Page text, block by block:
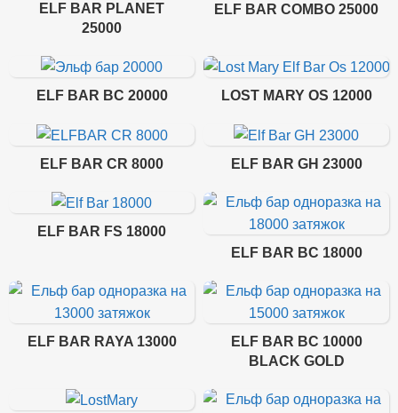
ELF BAR PLANET
25000
ELF BAR COMBO 25000
ELF BAR BC 20000 LOST MARY OS 12000
ELF BAR CR 8000 ELF BAR GH 23000
ELF BAR FS 18000
ELF BAR BC 18000
ELF BAR RAYA 13000
ELF BAR BC 10000
BLACK GOLD